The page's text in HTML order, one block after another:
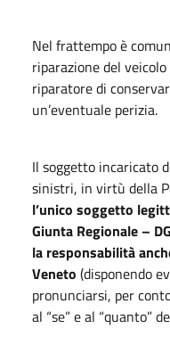
Nel frattempo è
riparazione del
riparatore di
un’eventuale perizia.
Il soggetto incaricato
sinistri, in virtù della
l’unico soggetto
Giunta Regionale –
la responsabilità
Veneto (disponendo
pronunciarsi, per
al “se” e al “quanto”